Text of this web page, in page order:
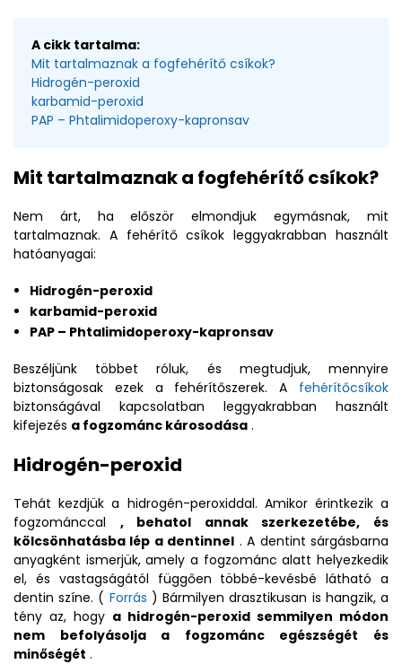
A cikk tartalma:
Mit tartalmaznak a fogfehérítő csíkok?
Hidrogén-peroxid
karbamid-peroxid
PAP – Phtalimidoperoxy-kapronsav
Mit tartalmaznak a fogfehérítő csíkok?
Nem árt, ha először elmondjuk egymásnak, mit
tartalmaznak. A fehérítő csíkok leggyakrabban használt
hatóanyagai:
Hidrogén-peroxid
karbamid-peroxid
PAP – Phtalimidoperoxy-kapronsav
Beszéljünk többet róluk, és megtudjuk, mennyire
biztonságosak ezek a fehérítőszerek. A fehérítőcsíkok
biztonságával kapcsolatban leggyakrabban használt
kifejezés a fogzománc károsodása .
Hidrogén-peroxid
Tehát kezdjük a hidrogén-peroxiddal. Amikor érintkezik a
fogzománccal , behatol annak szerkezetébe, és
kölcsönhatásba lép a dentinnel . A dentint sárgásbarna
anyagként ismerjük, amely a fogzománc alatt helyezkedik
el, és vastagságától függően többé-kevésbé látható a
dentin színe. ( Forrás ) Bármilyen drasztikusan is hangzik, a
tény az, hogy a hidrogén-peroxid semmilyen módon
nem befolyásolja a fogzománc egészségét és
minőségét .